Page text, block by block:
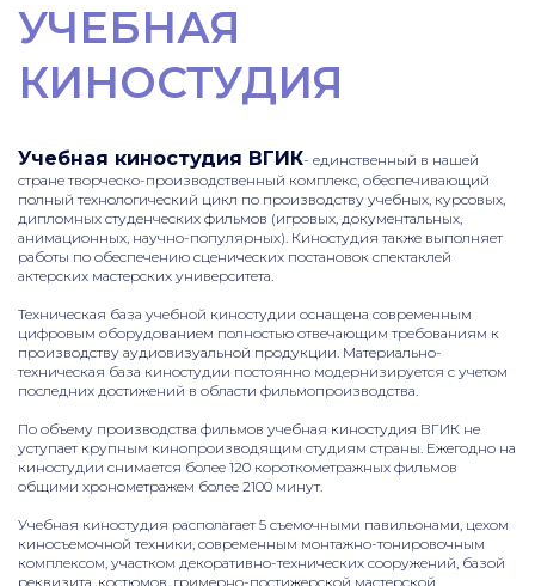
УЧЕБНАЯ
КИНОСТУДИЯ
Учебная киностудия ВГИК- единственный в нашей
стране творческо-производственный комплекс, обеспечивающий
полный технологический цикл по производству учебных, курсовых,
дипломных студенческих фильмов (игровых, документальных,
анимационных, научно-популярных). Киностудия также выполняет
работы по обеспечению сценических постановок спектаклей
актерских мастерских университета.
Техническая база учебной киностудии оснащена современным
цифровым оборудованием полностью отвечающим требованиям к
производству аудиовизуальной продукции. Материально-
техническая база киностудии постоянно модернизируется с учетом
последних достижений в области фильмопроизводства.
По объему производства фильмов учебная киностудия ВГИК не
уступает крупным кинопроизводящим студиям страны. Ежегодно на
киностудии снимается более 120 короткометражных фильмов
общими хронометражем более 2100 минут.
Учебная киностудия располагает 5 съемочными павильонами, цехом
киносъемочной техники, современным монтажно-тонировочным
комплексом, участком декоративно-технических сооружений, базой
реквизита, костюмов, гримерно-постижерской мастерской.